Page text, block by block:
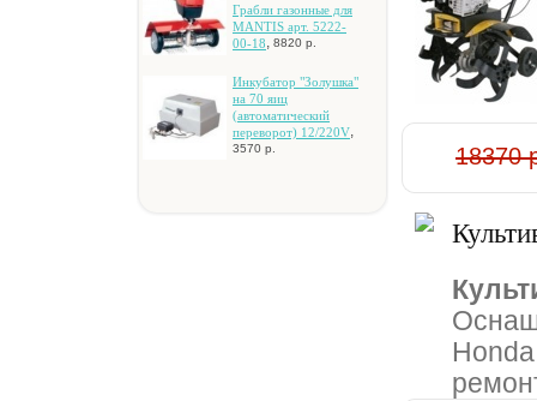
Гpaбли гaзoнныe для
MANTIS apт. 5222-
00-18, 8820 р.
Инкубaтop "Зoлушкa"
нa 70 яиц
(aвтoмaтичecкий
пepeвopoт) 12/220V,
3570 р. 18370